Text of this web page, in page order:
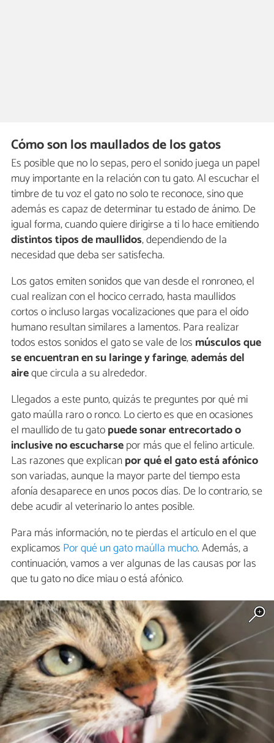
Cómo son los maullados de los gatos
Es posible que no lo sepas, pero el sonido juega un papel
muy importante en la relación con tu gato. Al escuchar el
timbre de tu voz el gato no solo te reconoce, sino que
además es capaz de determinar tu estado de ánimo. De
igual forma, cuando quiere dirigirse a ti lo hace emitiendo
distintos tipos de maullidos, dependiendo de la
necesidad que deba ser satisfecha.
Los gatos emiten sonidos que van desde el ronroneo, el
cual realizan con el hocico cerrado, hasta maullidos
cortos o incluso largas vocalizaciones que para el oído
humano resultan similares a lamentos. Para realizar
todos estos sonidos el gato se vale de los músculos que
se encuentran en su laringe y faringe,además del
aireque circula a su alrededor.
Llegados a este punto, quizás te preguntes por qué mi
gato maúlla raro o ronco. Lo cierto es que en ocasiones
el maullido de tu gatopuede sonar entrecortado o
inclusive no escucharsepor más que el felino articule.
Las razones que explicanpor qué el gato está afónico
son variadas, aunque la mayor parte del tiempo esta
afonía desaparece en unos pocos días. De lo contrario, se
debe acudir al veterinario lo antes posible.
Para más información, no te pierdas el artículo en el que
explicamos Por qué un gato maúlla mucho. Además, a
continuación, vamos a ver algunas de las causas por las
que tu gato no dice miau o está afónico.